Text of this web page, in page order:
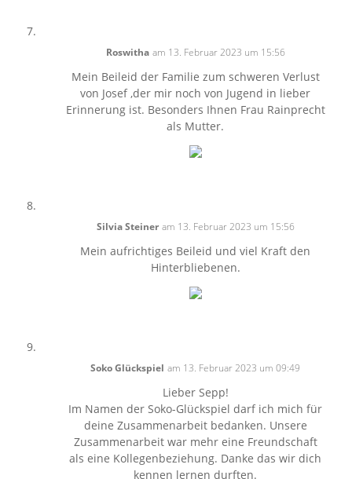
Roswitha am 13. Februar 2023 um 15:56
Mein Beileid der Familie zum schweren Verlust
von Josef ,der mir noch von Jugend in lieber
Erinnerung ist. Besonders Ihnen Frau Rainprecht
als Mutter.
Silvia Steiner am 13. Februar 2023 um 15:56
Mein aufrichtiges Beileid und viel Kraft den
Hinterbliebenen.
Soko Glückspiel am 13. Februar 2023 um 09:49
Lieber Sepp!
Im Namen der Soko-Glückspiel darf ich mich für
deine Zusammenarbeit bedanken. Unsere
Zusammenarbeit war mehr eine Freundschaft
als eine Kollegenbeziehung. Danke das wir dich
kennen lernen durften.